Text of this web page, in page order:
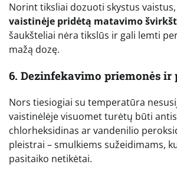
Norint tiksliai dozuoti skystus
vaistinėje pridėtą matavimo
šaukšteliai nėra tikslūs ir gali lemti
mažą dozę.
6. Dezinfekavimo priemonės ir
Nors tiesiogiai su temperatūra
vaistinėlėje visuomet turėtų būti
chlorheksidinas ar vandenilio
pleistrai – smulkiems sužeidimams,
pasitaiko netikėtai.